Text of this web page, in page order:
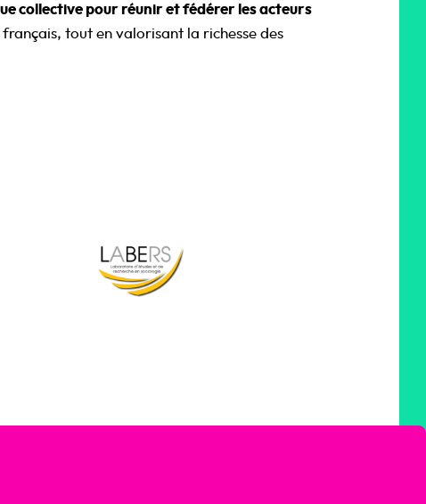
collective pour réunir et fédérer les acteurs
tout en valorisant la richesse des